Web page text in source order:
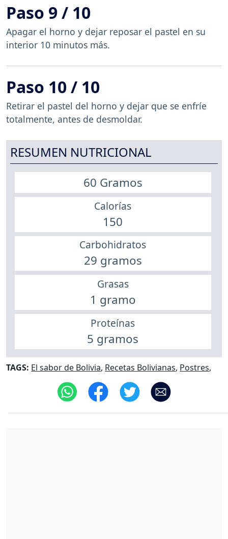
Paso 9 / 10
Apagar el horno y dejar reposar el pastel en su
interior 10 minutos más.
Paso 10 / 10
Retirar el pastel del horno y dejar que se enfríe
totalmente, antes de desmoldar.
RESUMEN NUTRICIONAL
60 Gramos
Calorías
150
Carbohidratos
29 gramos
Grasas
1 gramo
Proteínas
5 gramos
TAGS: El sabor de Bolivia, Recetas Bolivianas, Postres,